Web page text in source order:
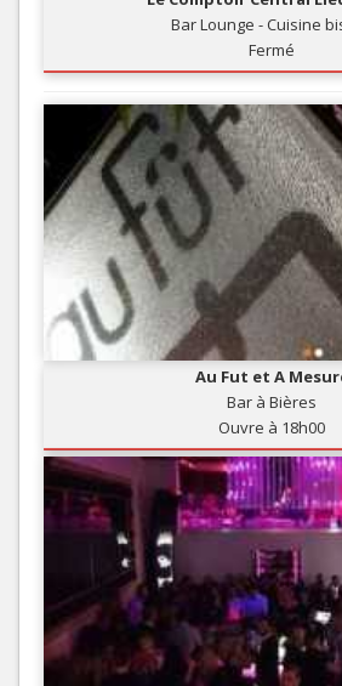
Bar Lounge - Cuisine
Fermé
Au Fut et A
Bar à Bières
Ouvre à 18h00